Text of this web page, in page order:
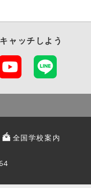
ャッチしよう
全国学校案内